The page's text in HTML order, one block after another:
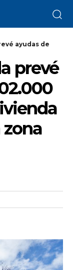
ayudas de
prevé